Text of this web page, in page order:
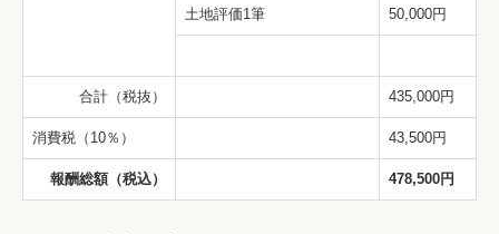
土地評価1筆 50,000円
合計（税抜） 435,000円
消費税（10％） 43,500円
報酬総額（税込） 478,500円